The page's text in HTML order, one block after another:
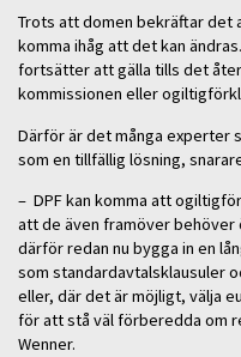
Trots att domen bekräftar
komma ihåg att det kan
fortsätter att gälla tills det
kommissionen eller
Därför är det många experter
som en tillfällig lösning,
– DPF kan komma att
att de även framöver
därför redan nu bygga in en
som standardavtalsklausuler
eller, där det är möjligt, välja
för att stå väl förberedda om
Wenner.